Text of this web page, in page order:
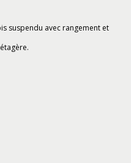
suspendu avec rangement et